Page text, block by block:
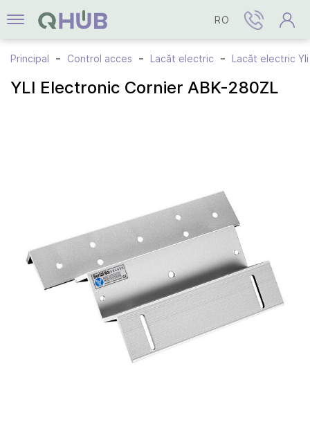
RO
Principal Control acces Lacăt electric Lacăt electric
YLI Electronic Cornier ABK-280ZL